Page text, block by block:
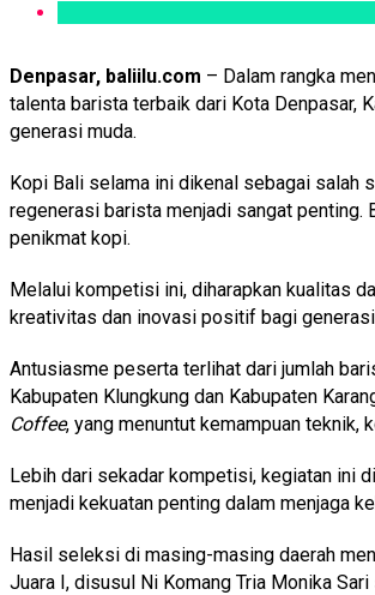
Denpasar, baliilu.com – Dalam rangka
talenta barista terbaik dari Kota Denpasar,
generasi muda.
Kopi Bali selama ini dikenal sebagai salah
regenerasi barista menjadi sangat penting.
penikmat kopi.
Melalui kompetisi ini, diharapkan kualitas
kreativitas dan inovasi positif bagi
Antusiasme peserta terlihat dari jumlah
Kabupaten Klungkung dan Kabupaten
Coffee, yang menuntut kemampuan
Lebih dari sekadar kompetisi, kegiatan ini
menjadi kekuatan penting dalam menjaga
Hasil seleksi di masing-masing daerah
Juara I, disusul Ni Komang Tria Monika